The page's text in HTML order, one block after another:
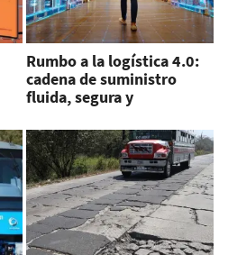
Rumbo a la logística 4.0:
cadena de suministro
fluida, segura y